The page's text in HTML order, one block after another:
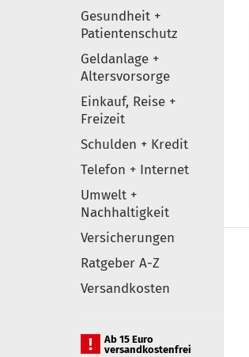
Gesundheit +
Patientenschutz
Geldanlage +
Altersvorsorge
Einkauf, Reise +
Freizeit
Schulden + Kredit
Telefon + Internet
Umwelt +
Nachhaltigkeit
Versicherungen
Ratgeber A-Z
Versandkosten
Ab 15 Euro
versandkostenfrei